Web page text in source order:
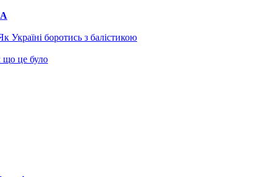
Україні боротись з балістикою
що це було